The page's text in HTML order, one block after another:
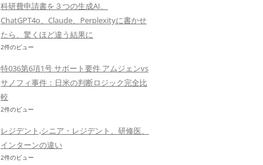
科研費申請書を３つの生成AI、
ChatGPT4o、Claude、Perplexityに書かせ
たら、驚くほど違う結果に
2件のビュー
特036第6項1号 サポート要件 アムジェンvs
サノフィ事件：日米の判断ロジック完全比
較
2件のビュー
レジデント,シニア・レジデント、研修医、
インターンの違い
2件のビュー